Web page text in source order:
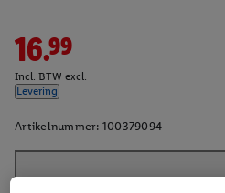
16.99
Incl. BTW excl.
Levering
Artikelnummer: 100379094